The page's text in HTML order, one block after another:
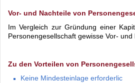
Vor- und Nachteile von
Im Vergleich zur Gründung einer
Personengesellschaft gewisse Vor- und
Zu den Vorteilen von
Keine Mindesteinlage erforderlic